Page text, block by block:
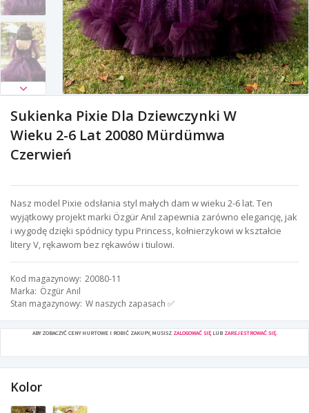
Sukienka Pixie Dla Dziewczynki W
Wieku 2-6 Lat 20080 Mürdümwa
Czerwień
Nasz model Pixie odsłania styl małych dam w wieku 2-6 lat. Ten
wyjątkowy projekt marki Özgür Anıl zapewnia zarówno elegancję, jak
i wygodę dzięki spódnicy typu Princess, kołnierzykowi w kształcie
litery V, rękawom bez rękawów i tiulowi.
Kod magazynowy 20080-11
Marka Özgür Anıl
Stan magazynowy W naszych zapasach ✅
ABY ZOBACZYĆ CENY HURTOWE I ROBIĆ ZAKUPY, MUSISZ ZALOGOWAĆ SIĘLUB ZAREJESTROWAĆ SIĘ.
Kolor